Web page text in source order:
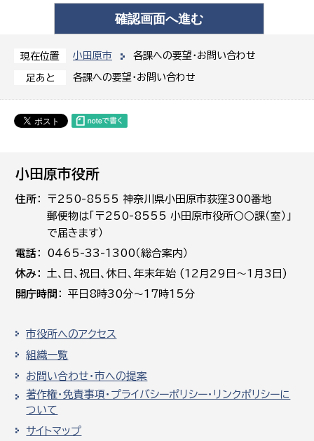
現在位置 小田原市 各課への要望・お問い合わせ
足あと 各課への要望・お問い合わせ
小田原市役所
住所
〒250-8555 神奈川県小田原市荻窪300番地
郵便物は「〒250-8555 小田原市役所○○課（室）」
で届きます）
電話
0465-33-1300（総合案内）
休み
土､日､祝日、休日、年末年始 (12月29日～1月3日)
開庁時間
平日8時30分～17時15分
市役所へのアクセス
組織一覧
お問い合わせ・市への提案
著作権・免責事項・プライバシーポリシー・リンクポリシーに
ついて
サイトマップ